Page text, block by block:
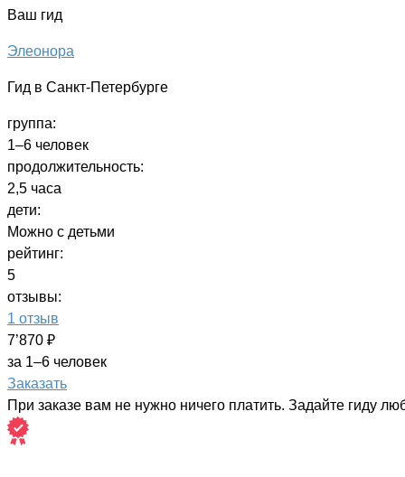
Ваш гид
Элеонора
Гид в Санкт-Петербурге
группа:
1–6 человек
продолжительность:
2,5 часа
дети:
Можно с детьми
рейтинг:
5
отзывы:
1 отзыв
7’870 ₽
за 1–6 человек
Заказать
При заказе вам не нужно ничего платить. Задайте гиду